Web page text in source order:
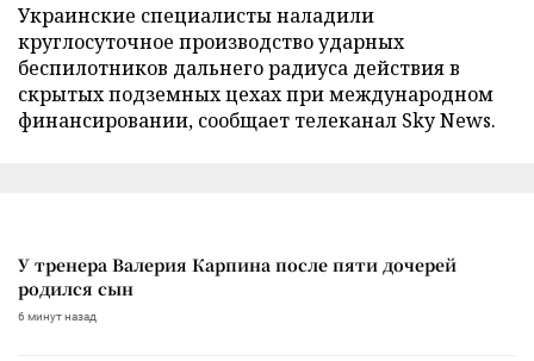
Украинские специалисты наладили
круглосуточное производство ударных
беспилотников дальнего радиуса действия в
скрытых подземных цехах при международном
финансировании, сообщает телеканал Sky News.
У тренера Валерия Карпина после пяти дочерей
родился сын
6 минут назад